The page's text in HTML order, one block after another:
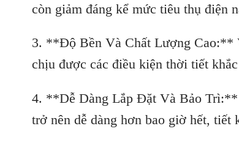
còn giảm đáng kể mức tiêu thụ điện
3. **Độ Bền Và Chất Lượng Cao:**
chịu được các điều kiện thời tiết
4. **Dễ Dàng Lắp Đặt Và Bảo Trì:**
trở nên dễ dàng hơn bao giờ hết, tiết